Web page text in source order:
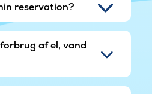
reservation?
af el, vand